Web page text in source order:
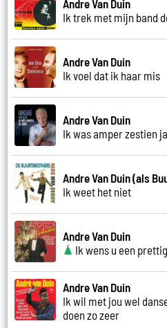
Andre Van Duin
Ik trek met mijn band
Andre Van Duin
Ik voel dat ik haar mis
Andre Van Duin
Ik was amper zestien
Andre Van Duin (als
Ik weet het niet
Andre Van Duin
Ik wens u een
Andre Van Duin
Ik wil met jou wel
doen zo zeer